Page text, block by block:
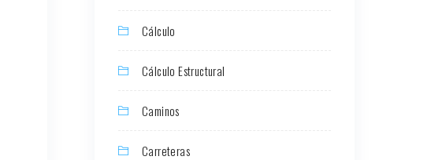
Cálculo
Cálculo Estructural
Caminos
Carreteras